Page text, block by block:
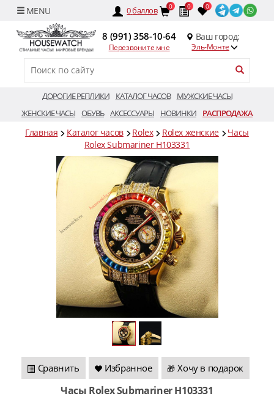
0баллов 0 0 0
8 (991) 358-10-64
Перезвоните мне
Ваш город:
Эль-Монте
ДОРОГИЕ РЕПЛИКИ КАТАЛОГ ЧАСОВ
МУЖСКИЕ ЧАСЫ
ЖЕНСКИЕ ЧАСЫ ОБУВЬ АКСЕССУАРЫ НОВИНКИ РАСПРОДАЖА
Главная Каталог часов Rolex Rolex женские
Часы
Rolex Submariner H103331
Сравнить Избранное 🎁 Хочу в подарок
Часы Rolex Submariner H103331